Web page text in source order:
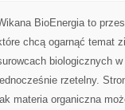
BioEnergia to
chcą ogarnąć temat
biologicznych
rzetelny.
materia organiczna